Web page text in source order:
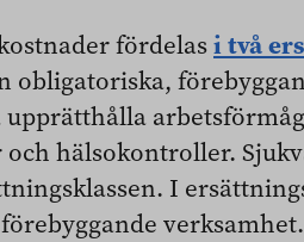
fördelasi två
obligatoriska,
hälsokontroller.
I
verksamhet.